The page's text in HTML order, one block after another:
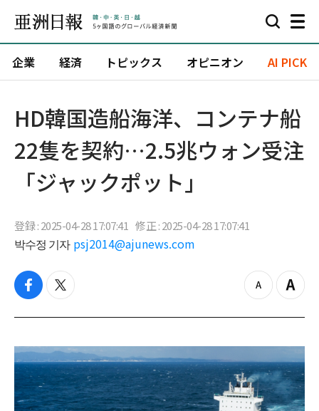
企業 経済 トピックス オピニオン AI PICK
HD韓国造船海洋、コンテナ船
22隻を契約…2.5兆ウォン受注
「ジャックポット」
登録 : 2025-04-28 17:07:41 修正 : 2025-04-28 17:07:41
박수정 기자 psj2014@ajunews.com
f
c
b
o
o
k
t
i
t
e
r
z
o
o
u
t
Z
o
i
n